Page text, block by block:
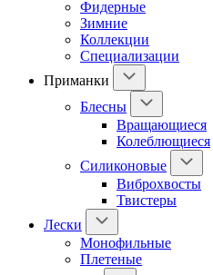
Фидерные
Зимние
Коллекции
Специализации
Приманки
Блесны
Вращающиеся
Колеблющиеся
Силиконовые
Виброхвосты
Твистеры
Лески
Монофильные
Плетеные